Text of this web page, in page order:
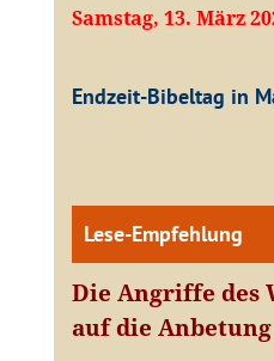
Samstag, 13. März
Endzeit-Bibeltag in
Lese-Empfehlung
Die Angriffe des
auf die